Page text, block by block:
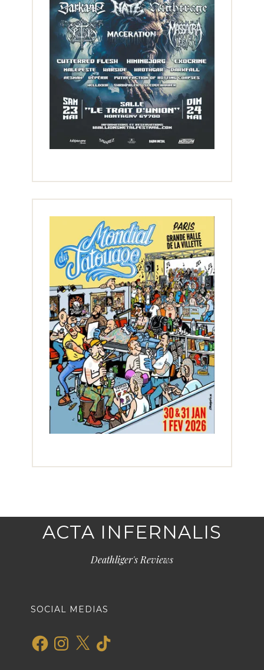
ACTA INFERNALIS
Deathliger's Reviews
SOCIAL MEDIAS
FacebookInstagram
X TikTok